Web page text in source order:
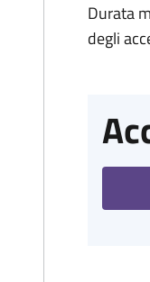
Durata
degli